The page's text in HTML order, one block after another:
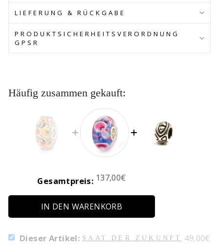
LIEFERUNG & RÜCKGABE
PRODUKTSICHERHEITSVERORDNUNG
GPSR
Häufig zusammen gekauft:
Gesamtpreis: Price
137,00€
IN DEN WARENKORB
SELECT
Dieser Artikel: SAAT DER ZUKUNFT Price
49,00€